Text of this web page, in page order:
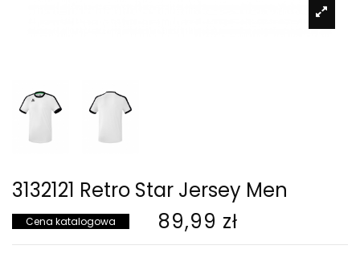
3132121 Retro Star Jersey Men
Cena katalogowa 89,99 zł